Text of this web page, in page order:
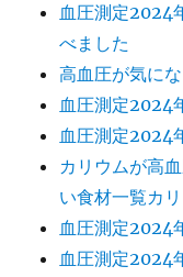
血圧測定2024
べました
高血圧が気に
血圧測定2024
血圧測定2024
カリウムが高
い食材一覧カ
血圧測定2024
血圧測定2024